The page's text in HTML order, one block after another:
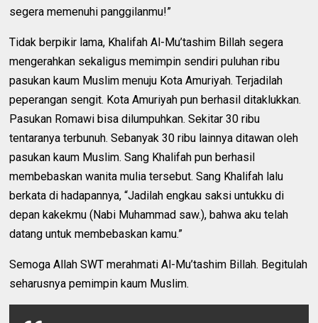
segera memenuhi panggilanmu!”
Tidak berpikir lama, Khalifah Al-Mu’tashim Billah segera
mengerahkan sekaligus memimpin sendiri puluhan ribu
pasukan kaum Muslim menuju Kota Amuriyah. Terjadilah
peperangan sengit. Kota Amuriyah pun berhasil ditaklukkan.
Pasukan Romawi bisa dilumpuhkan. Sekitar 30 ribu
tentaranya terbunuh. Sebanyak 30 ribu lainnya ditawan oleh
pasukan kaum Muslim. Sang Khalifah pun berhasil
membebaskan wanita mulia tersebut. Sang Khalifah lalu
berkata di hadapannya, “Jadilah engkau saksi untukku di
depan kakekmu (Nabi Muhammad saw.), bahwa aku telah
datang untuk membebaskan kamu.”
Semoga Allah SWT merahmati Al-Mu’tashim Billah. Begitulah
seharusnya pemimpin kaum Muslim.